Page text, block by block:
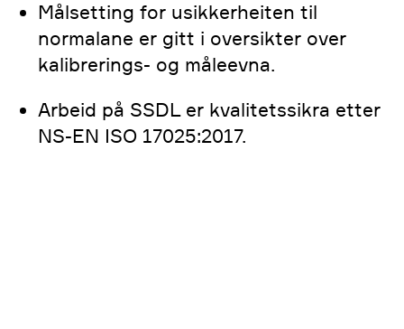
Målsetting for usikkerheiten til
normalane er gitt i oversikter over
kalibrerings- og måleevna.
Arbeid på SSDL er kvalitetssikra etter
NS-EN ISO 17025:2017.